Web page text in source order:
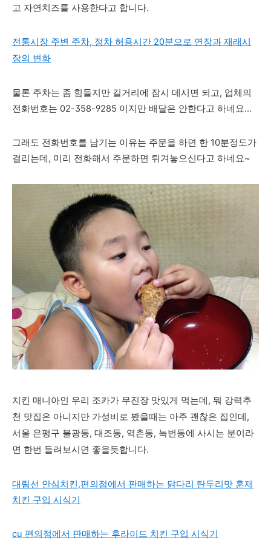
고 자연치즈를 사용한다고 합니다.
전통시장 주변 주차, 정차 허용시간 20분으로 연장과 재래시
장의 변화
물론 주차는 좀 힘들지만 길거리에 잠시 데시면 되고, 업체의
전화번호는 02-358-9285 이지만 배달은 안한다고 하네요...
그래도 전화번호를 남기는 이유는 주문을 하면 한 10분정도가
걸리는데, 미리 전화해서 주문하면 튀겨놓으신다고 하네요~
치킨 매니아인 우리 조카가 무진장 맛있게 먹는데, 뭐 강력추
천 맛집은 아니지만 가성비로 봤을때는 아주 괜찮은 집인데,
서울 은평구 불광동, 대조동, 역촌동, 녹번동에 사시는 분이라
면 한번 들려보시면 좋을듯합니다.
대림선 안심치킨,편의점에서 판매하는 닭다리 탄두리맛 훈제
치킨 구입 시식기
cu 편의점에서 판매하는 후라이드 치킨 구입 시식기